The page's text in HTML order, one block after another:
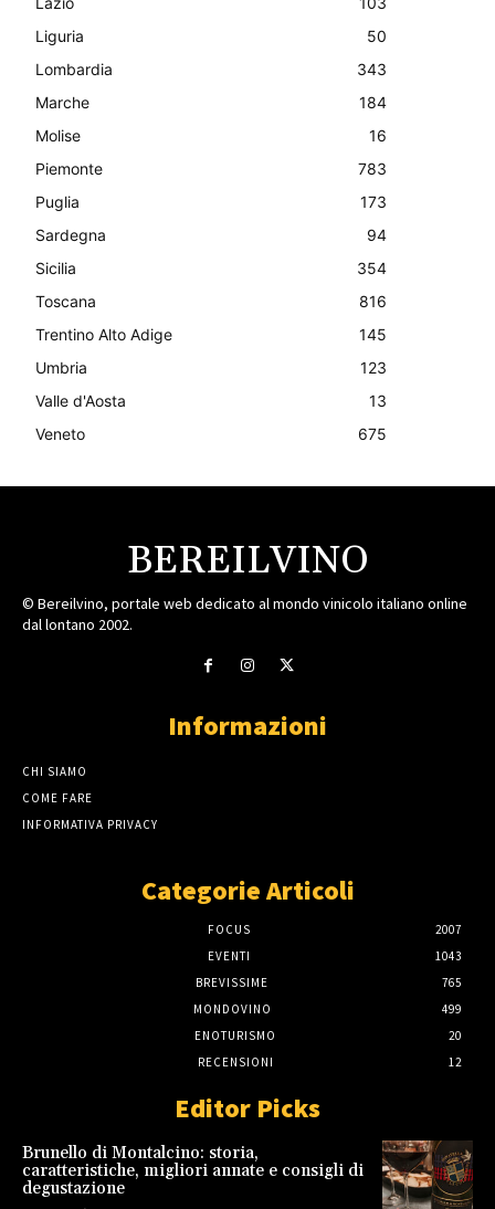
Liguria
50
Lombardia
343
Marche
184
Molise
16
Piemonte
783
Puglia
173
Sardegna
94
Sicilia
354
Toscana
816
Trentino Alto Adige
145
Umbria
123
Valle d'Aosta
13
Veneto
675
BEREILVINO
© Bereilvino, portale web dedicato al mondo vinicolo italiano online
dal lontano 2002.
Informazioni
CHI SIAMO
COME FARE
INFORMATIVA PRIVACY
Categorie Articoli
FOCUS
2007
EVENTI
1043
BREVISSIME
765
MONDOVINO
499
ENOTURISMO
20
RECENSIONI
12
Editor Picks
Brunello di Montalcino: storia,
caratteristiche, migliori annate e consigli di
degustazione